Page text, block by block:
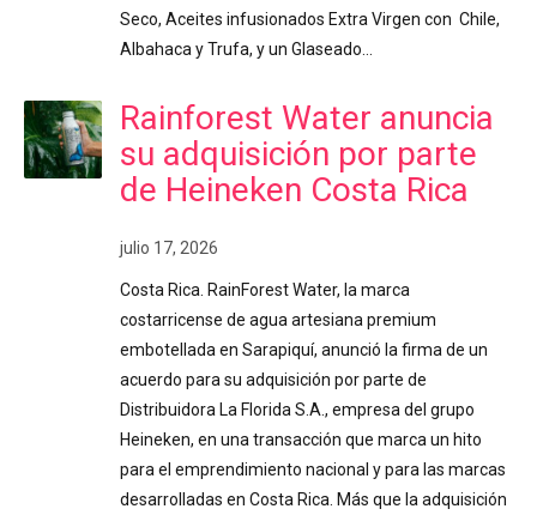
Seco, Aceites infusionados Extra Virgen con Chile,
Albahaca y Trufa, y un Glaseado…
Rainforest Water anuncia
su adquisición por parte
de Heineken Costa Rica
julio 17, 2026
Costa Rica. RainForest Water, la marca
costarricense de agua artesiana premium
embotellada en Sarapiquí, anunció la firma de un
acuerdo para su adquisición por parte de
Distribuidora La Florida S.A., empresa del grupo
Heineken, en una transacción que marca un hito
para el emprendimiento nacional y para las marcas
desarrolladas en Costa Rica. Más que la adquisición